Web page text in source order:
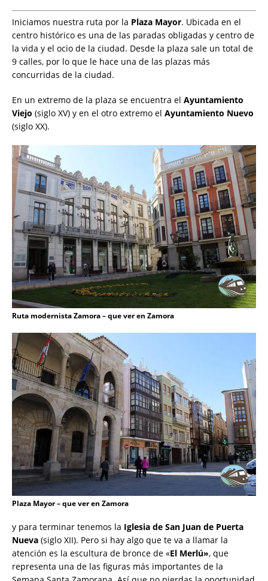
Iniciamos nuestra ruta por la Plaza Mayor. Ubicada en el
centro histórico es una de las paradas obligadas y centro de
la vida y el ocio de la ciudad. Desde la plaza sale un total de
9 calles, por lo que le hace una de las plazas más
concurridas de la ciudad.
En un extremo de la plaza se encuentra el Ayuntamiento
Viejo (siglo XV) y en el otro extremo el Ayuntamiento Nuevo
(siglo XX).
Ruta modernista Zamora – que ver en Zamora
Plaza Mayor – que ver en Zamora
y para terminar tenemos la Iglesia de San Juan de Puerta
Nueva (siglo XII). Pero si hay algo que te va a llamar la
atención es la escultura de bronce de «El Merlú», que
representa una de las figuras más importantes de la